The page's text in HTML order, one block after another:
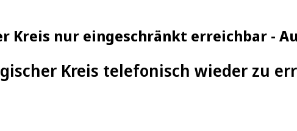
Kreis nur eingeschränkt erreichbar -
Kreis telefonisch wieder zu